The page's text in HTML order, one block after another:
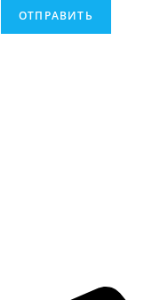
ОТПРАВИТЬ